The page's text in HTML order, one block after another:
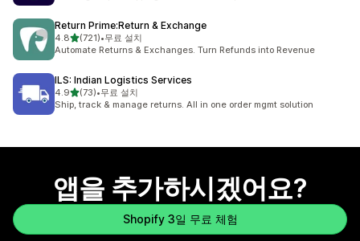
Return Prime:Return & Exchange
4.8별 5개 중
(721)
총 리뷰 721개
•무료 설치
Automate Returns & Exchanges. Turn Refunds into Revenue
ILS: Indian Logistics Services
4.9별 5개 중
(73)
총 리뷰 73개
•무료 설치
Ship, track & manage returns. All in one order mgmt solution
앱을 추가하시겠어요?
Shopify 3일 무료 체험